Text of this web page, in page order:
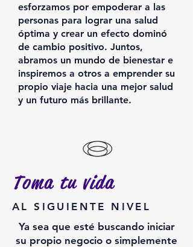
esforzamos por empoderar a las
personas para lograr una salud
óptima y crear un efecto dominó
de cambio positivo. Juntos,
abramos un mundo de bienestar e
inspiremos a otros a emprender su
propio viaje hacia una mejor salud
y un futuro más brillante.
Toma tu vida
AL SIGUIENTE NIVEL
Ya sea que esté buscando iniciar
su propio negocio o simplemente